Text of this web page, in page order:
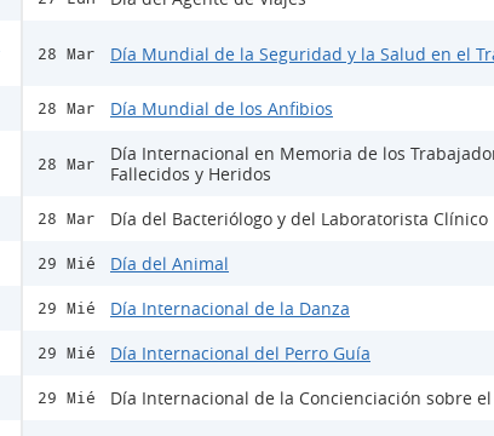
28 Mar Día Mundial de la Seguridad y la Salud en el
28 Mar Día Mundial de los Anfibios
28 Mar
Día Internacional en Memoria de los
Fallecidos y Heridos
28 Mar Día del Bacteriólogo y del Laboratorista Clínico
29 Mié Día del Animal
29 Mié Día Internacional de la Danza
29 Mié Día Internacional del Perro Guía
29 Mié Día Internacional de la Concienciación sobre